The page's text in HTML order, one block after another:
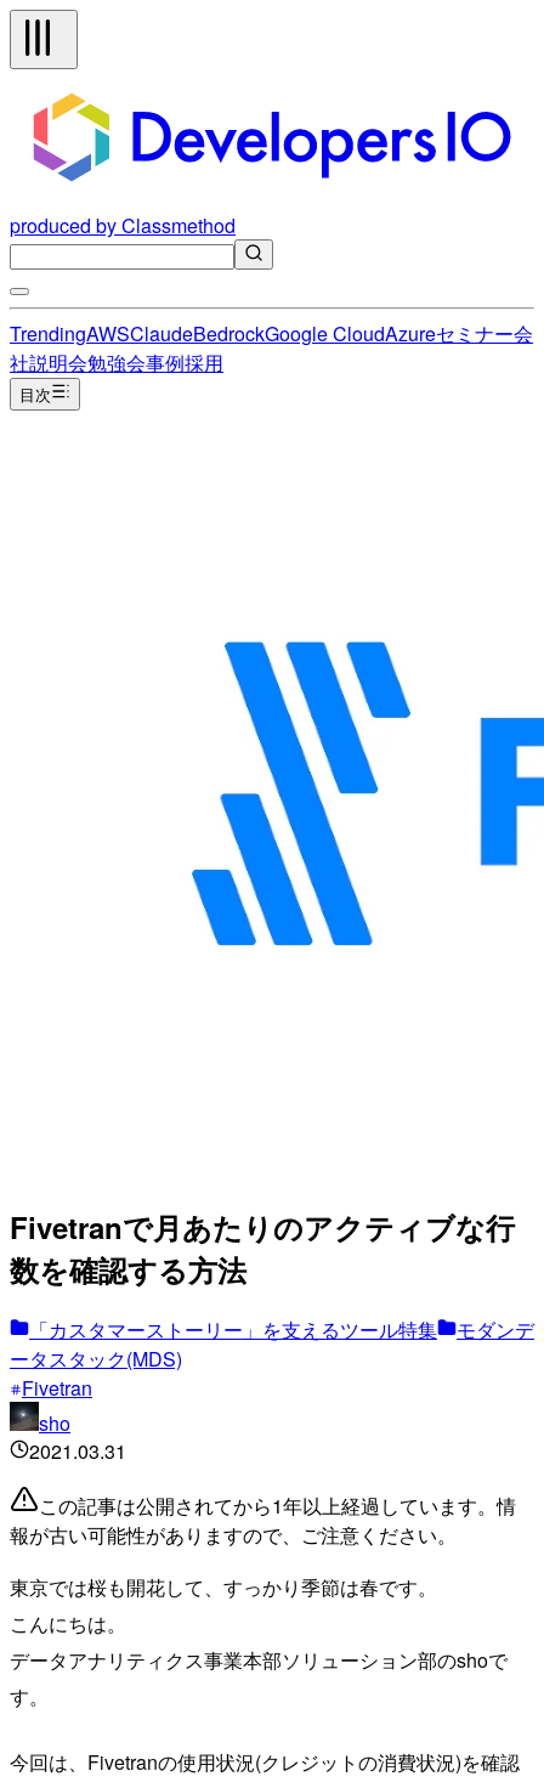
produced by Classmethod
TrendingAWSClaudeBedrockGoogle CloudAzureセミナー会
社説明会勉強会事例採用
目次
Fivetranで月あたりのアクティブな行
数を確認する方法
「カスタマーストーリー」を支えるツール特集
モダンデ
ータスタック(MDS)
Fivetran
sho
2021.03.31
この記事は公開されてから1年以上経過しています。情
報が古い可能性がありますので、ご注意ください。
東京では桜も開花して、すっかり季節は春です。
こんにちは。
データアナリティクス事業本部ソリューション部のshoで
す。
今回は、Fivetranの使用状況(クレジットの消費状況)を確認